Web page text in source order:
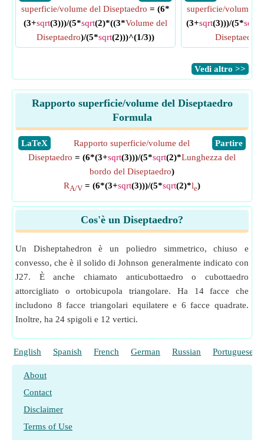
superficie/volume del Diseptaedro = (6*
(3+sqrt(3)))/(5*sqrt(2)*((3*Volume del
Diseptaedro)/(5*sqrt(2)))^(1/3))
superficie/volume
(3+sqrt(3)))/(5*sqrt
Diseptaedro
​Vedi altro >>
Rapporto superficie/volume del Diseptaedro
Formula
​LaTeX ​Partire
Rapporto superficie/volume del
Diseptaedro = (6*(3+sqrt(3)))/(5*sqrt(2)*Lunghezza del
bordo del Diseptaedro)
RA/V = (6*(3+sqrt(3)))/(5*sqrt(2)*le)
Cos'è un Diseptaedro?
Un Disheptahedron è un poliedro simmetrico, chiuso e
convesso, che è il solido di Johnson generalmente indicato con
J27. È anche chiamato anticubottaedro o cubottaedro
attorcigliato o ortobicupola triangolare. Ha 14 facce che
includono 8 facce triangolari equilatere e 6 facce quadrate.
Inoltre, ha 24 spigoli e 12 vertici.
English Spanish French German Russian Portuguese
About
Contact
Disclaimer
Terms of Use